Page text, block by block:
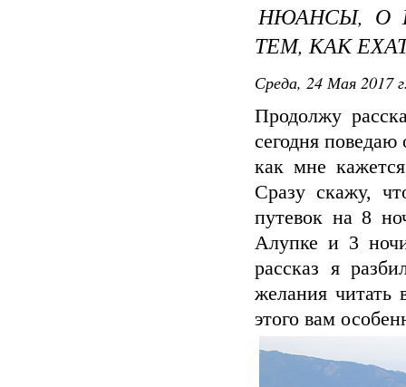
НЮАНСЫ, О
ТЕМ, КАК
Среда, 24 Мая 2017
Продолжу
сегодня
как мне
Сразу скажу,
путевок на 8
Алупке и 3
рассказ я
желания читать
этого вам